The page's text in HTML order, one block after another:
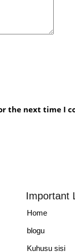
the next time I
Important
Home
blogu
Kuhusu sisi